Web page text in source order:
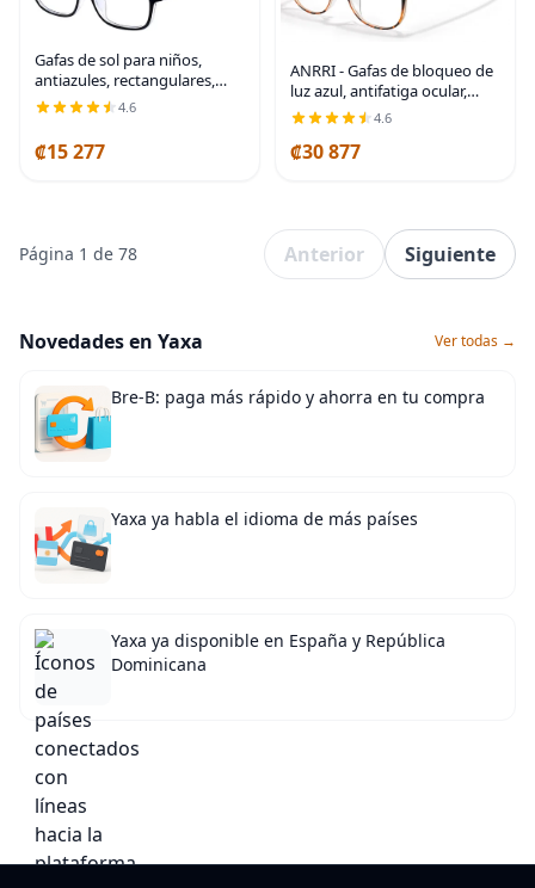
Gafas de sol para niños,
antiazules, rectangulares,
antigolpes, con luz azul,
UV400, antirreflejos, Negro
4.6
₡15 277
ANRRI - Gafas de bloqueo de
luz azul, antifatiga ocular,
gafas para computadora,
para mujeres y hombres
4.6
₡30 877
Página 1 de 78 Anterior Siguiente
Novedades en Yaxa Ver todas →
Bre-B: paga más rápido y ahorra en tu compra
Yaxa ya habla el idioma de más países
Yaxa ya disponible en España y República
Dominicana